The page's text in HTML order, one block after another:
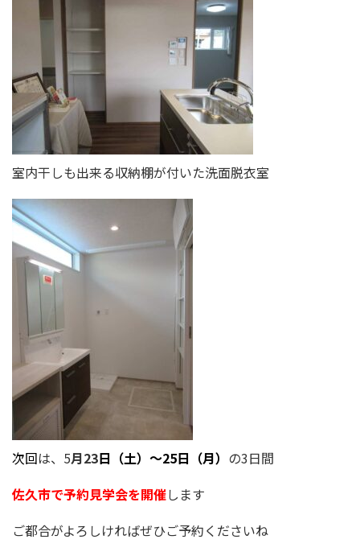
室内干しも出来る収納棚が付いた洗面脱衣室
次回は、5月23日（土）～25日（月） の3日間
佐久市で予約見学会を開催します
ご都合がよろしければぜひご予約くださいね